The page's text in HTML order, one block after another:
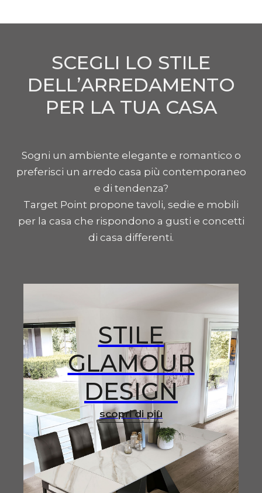
SCEGLI LO STILE
DELL’ARREDAMENTO
PER LA TUA CASA
Sogni un ambiente elegante e romantico o
preferisci un arredo casa più contemporaneo
e di tendenza?
Target Point propone tavoli, sedie e mobili
per la casa che rispondono a gusti e concetti
di casa differenti.
STILE
GLAMOUR
DESIGN
scopri di più